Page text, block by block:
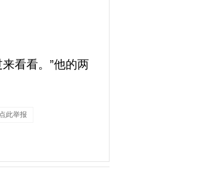
看看。”他的两
此举报